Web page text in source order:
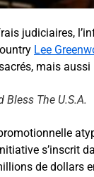
judiciaires,
Lee
mais
Bless The U.S.A.
s’inscrit
de dollars